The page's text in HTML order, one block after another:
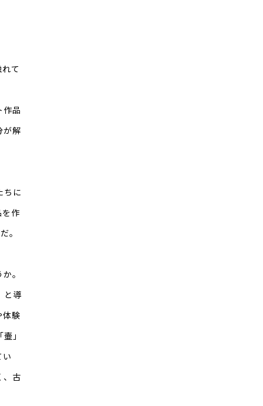
て
作品
が解
ちに
を作
。
。
と導
体験
」
い
、古